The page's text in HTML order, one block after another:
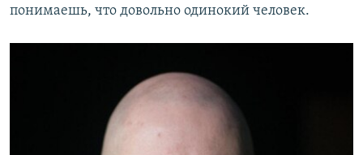
понимаешь, что довольно одинокий человек.